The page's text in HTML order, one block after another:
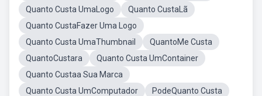
Quanto Custa UmaLogo
Quanto CustaLã
Quanto CustaFazer Uma Logo
Quanto Custa UmaThumbnail
QuantoMe Custa
QuantoCustara
Quanto Custa UmContainer
Quanto Custaa Sua Marca
Quanto Custa UmComputador
PodeQuanto Custa